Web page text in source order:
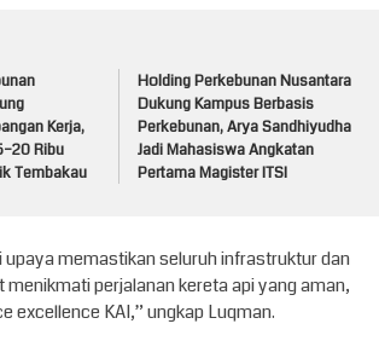
Kerja,
Ribu
Tembakau
Holding Perkebunan Nusantara
Dukung Kampus Berbasis
Perkebunan, Arya Sandhiyudha
Jadi Mahasiswa Angkatan
Pertama Magister ITSI
memastikan seluruh infrastruktur dan
perjalanan kereta api yang aman,
excellence KAI,” ungkap Luqman.